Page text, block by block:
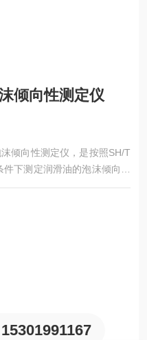
倾向性测定仪
下测定润滑油的泡沫倾向性
15301991167